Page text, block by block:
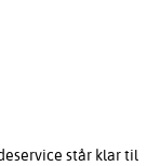
står klar til